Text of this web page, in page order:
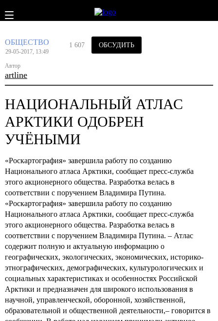
ОБЩЕСТВО
29-05-2017, 13:49
Автор
artline
1 607 ОБСУДИТЬ
НАЦИОНАЛЬНЫЙ АТЛАС
АРКТИКИ ОДОБРЕН
УЧЁНЫМИ
«Роскартография» завершила работу по созданию
Национального атласа Арктики, сообщает пресс-служба
этого акционерного общества. Разработка велась в
соответствии с поручением Владимира Путина.
«Роскартография» завершила работу по созданию
Национального атласа Арктики, сообщает пресс-служба
этого акционерного общества. Разработка велась в
соответствии с поручением Владимира Путина. – Атлас
содержит полную и актуальную информацию о
географических, экологических, экономических, историко-
этнографических, демографических, культурологических и
социальных характеристиках и особенностях Российской
Арктики и предназначен для широкого использования в
научной, управленческой, оборонной, хозяйственной,
образовательной и общественной деятельности,– говорится в